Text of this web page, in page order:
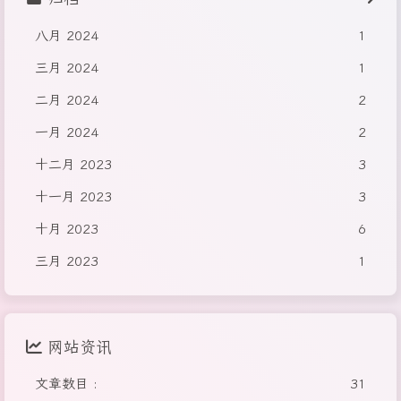
八月 2024
1
三月 2024
1
二月 2024
2
一月 2024
2
十二月 2023
3
十一月 2023
3
十月 2023
6
三月 2023
1
网站资讯
文章数目 : 31